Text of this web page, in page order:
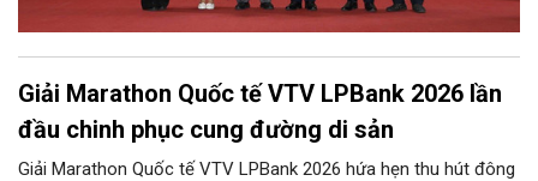
Giải Marathon Quốc tế VTV LPBank 2026 lần
đầu chinh phục cung đường di sản
Giải Marathon Quốc tế VTV LPBank 2026 hứa hẹn thu hút đông